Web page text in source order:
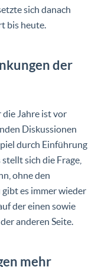
sich danach
bis heute.
der
Jahre ist vor
Diskussionen
durch Einführung
sich die Frage,
ohne den
es immer wieder
der einen sowie
anderen Seite.
mehr